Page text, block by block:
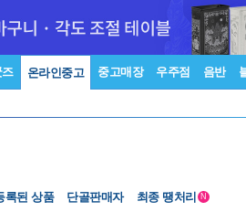
온라인중고 중고매장 우주점 음반
록된 상품 단골판매자 최종 땡처리 N